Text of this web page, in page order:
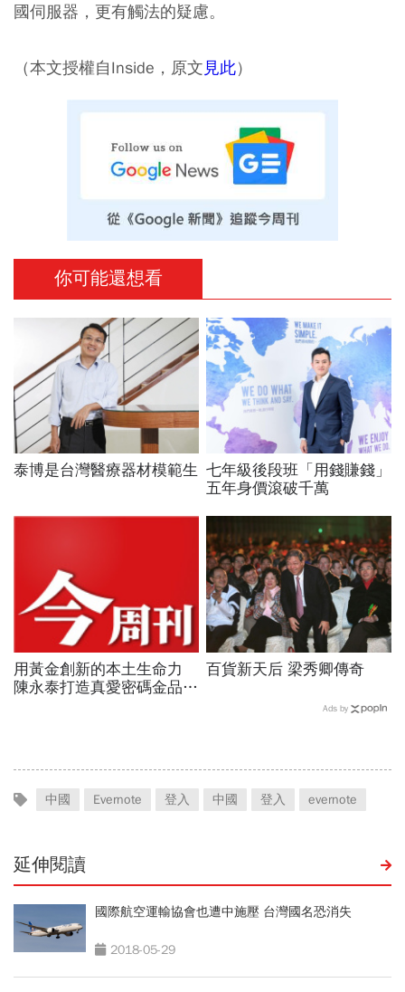
國伺服器，更有觸法的疑慮。
（本文授權自Inside，原文見此）
你可能還想看
泰博是台灣醫療器材模範生 七年級後段班「用錢賺錢」
五年身價滾破千萬
用黃金創新的本土生命力
陳永泰打造真愛密碼金品牌
百貨新天后 梁秀卿傳奇
Ads by
中國 Evernote 登入 中國 登入 evernote
延伸閱讀
國際航空運輸協會也遭中施壓 台灣國名恐消失
2018-05-29